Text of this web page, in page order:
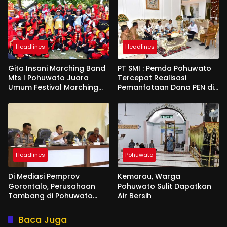
Headlines
Gita Insani Marching Band
Mts I Pohuwato Juara
Umum Festival Marching
Headlines
PT SMI : Pemda Pohuwato
Tercepat Realisasi
Pemanfataan Dana PEN di
Headlines
Di Mediasi Pemprov
Gorontalo, Perusahaan
Tambang di Pohuwato
Ribuan Penambang
Pohuwato
Kemarau, Warga
Pohuwato Sulit Dapatkan
Air Bersih
Baca Juga